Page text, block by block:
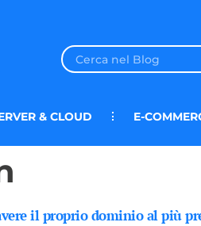
& CLOUD E-
il proprio dominio al più